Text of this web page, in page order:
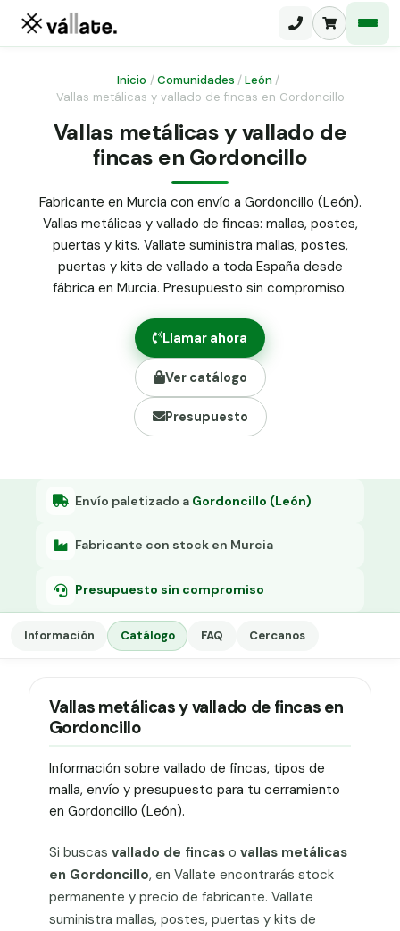
Malla ganadera
Malla simple torsión
Malla triple torsión
Panel malla H.
Puerta abatible dos hojas
Puerta acceso peatonal
Poste malla Hércules
Poste malla simple torsión
Alambre de espino galvanizado
Alambre liso galvanizado
Malla ocultación 70 g/m² verde
Abrazadera PVC malla H.
Grapa malla H.
Inicio /Comunidades /León /
Vallas metálicas y vallado de fincas en Gordoncillo
Vallas metálicas y vallado de
fincas en Gordoncillo
Fabricante en Murcia con envío a Gordoncillo (León).
Vallas metálicas y vallado de fincas: mallas, postes,
puertas y kits. Vallate suministra mallas, postes,
puertas y kits de vallado a toda España desde
fábrica en Murcia. Presupuesto sin compromiso.
Llamar ahora
Ver catálogo
Presupuesto
Envío paletizado a Gordoncillo (León)
Fabricante con stock en Murcia
Presupuesto sin compromiso
Información Catálogo FAQ Cercanos
Vallas metálicas y vallado de fincas en
Gordoncillo
Información sobre vallado de fincas, tipos de
malla, envío y presupuesto para tu cerramiento
en Gordoncillo (León).
Si buscas vallado de fincaso vallas metálicas
en Gordoncillo, en Vallate encontrarás stock
permanente y precio de fabricante. Vallate
suministra mallas, postes, puertas y kits de